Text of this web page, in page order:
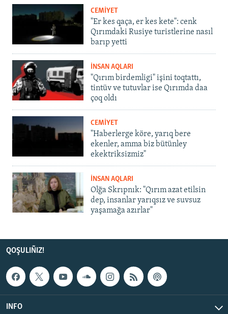
CEMİYET
"Er kes qaça, er kes kete": cenk
Qırımdaki Rusiye turistlerine nasıl
barıp yetti
İNSAN AQLARI
"Qırım birdemligi" işini toqtattı,
tintüv ve tutuvlar ise Qırımda daa
çoq oldı
CEMİYET
"Haberlerge köre, yarıq bere
ekenler, amma biz bütünley
ekektriksizmiz"
İNSAN AQLARI
Olğa Skrıpnık: "Qırım azat etilsin
dep, insanlar yarıqsız ve suvsuz
yaşamağa azırlar"
QOŞULIÑIZ!
INFO